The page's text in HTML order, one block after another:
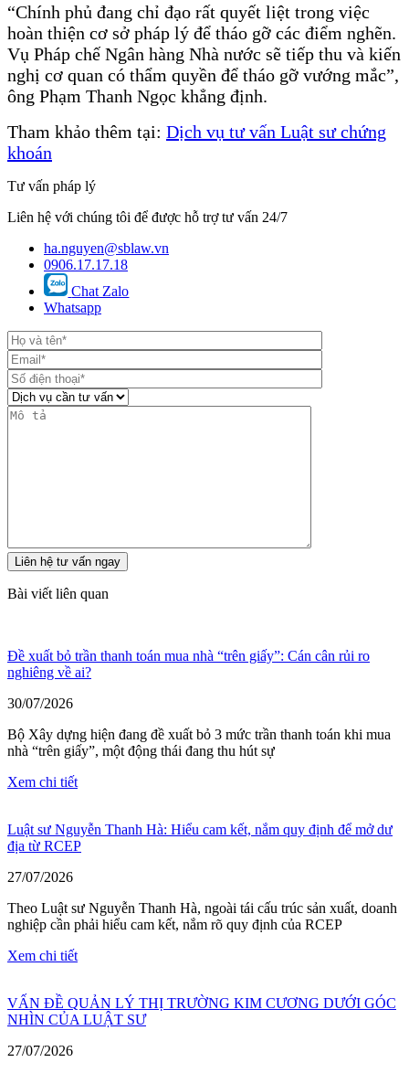
“Chính phủ đang chỉ đạo rất quyết liệt trong việc
hoàn thiện cơ sở pháp lý để tháo gỡ các điểm nghẽn.
Vụ Pháp chế Ngân hàng Nhà nước sẽ tiếp thu và kiến
nghị cơ quan có thẩm quyền để tháo gỡ vướng mắc”,
ông Phạm Thanh Ngọc khẳng định.
Tham khảo thêm tại: Dịch vụ tư vấn Luật sư chứng
khoán
Tư vấn pháp lý
Liên hệ với chúng tôi để được hỗ trợ tư vấn 24/7
ha.nguyen@sblaw.vn
0906.17.17.18
Chat Zalo
Whatsapp
Bài viết liên quan
Đề xuất bỏ trần thanh toán mua nhà “trên giấy”: Cán cân rủi ro
nghiêng về ai?
30/07/2026
Bộ Xây dựng hiện đang đề xuất bỏ 3 mức trần thanh toán khi mua
nhà “trên giấy”, một động thái đang thu hút sự
Xem chi tiết
Luật sư Nguyễn Thanh Hà: Hiểu cam kết, nắm quy định để mở dư
địa từ RCEP
27/07/2026
Theo Luật sư Nguyễn Thanh Hà, ngoài tái cấu trúc sản xuất, doanh
nghiệp cần phải hiểu cam kết, nắm rõ quy định của RCEP
Xem chi tiết
VẤN ĐỀ QUẢN LÝ THỊ TRƯỜNG KIM CƯƠNG DƯỚI GÓC
NHÌN CỦA LUẬT SƯ
27/07/2026